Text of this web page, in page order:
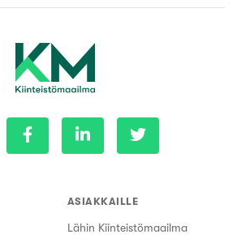
ASIAKKAILLE
Lähin Kiinteistömaailma